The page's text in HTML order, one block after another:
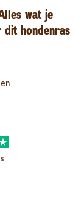
wat je
dit hondenras